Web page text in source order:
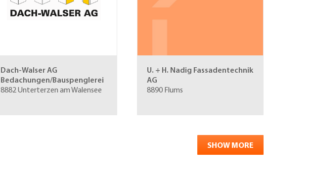
Dach-Walser AG
Bedachungen/Bauspenglerei
8882 Unterterzen am Walensee
U. + H. Nadig Fassadentechnik
AG
8890 Flums
SHOW MORE